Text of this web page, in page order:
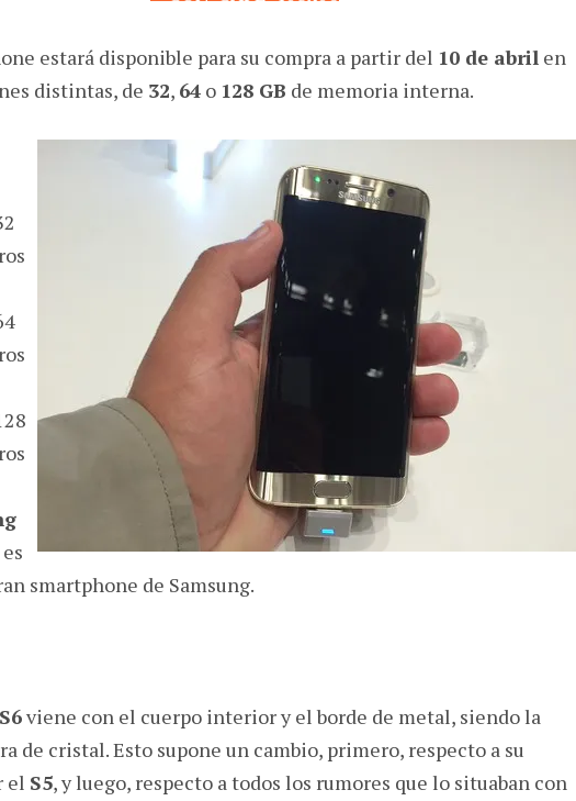
estará disponible para su compra a partir del 10 de abril en
distintas, de 32, 64 o 128 GB de memoria interna.
es
smartphone de Samsung.
viene con el cuerpo interior y el borde de metal, siendo la
de cristal. Esto supone un cambio, primero, respecto a su
el S5, y luego, respecto a todos los rumores que lo situaban con